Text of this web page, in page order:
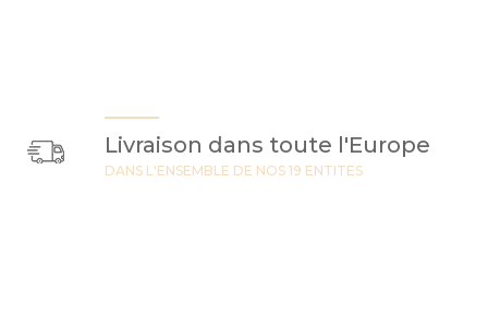
Livraison dans toute l'Europe
DANS L'ENSEMBLE DE NOS 19 ENTITES